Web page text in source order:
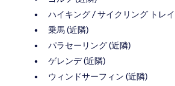
ハイキング / サイクリング トレ
乗馬 (近隣)
パラセーリング (近隣)
ゲレンデ (近隣)
ウィンドサーフィン (近隣)